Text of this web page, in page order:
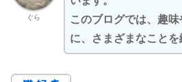
ぐら
このブログでは、趣
に、さまざまなことを